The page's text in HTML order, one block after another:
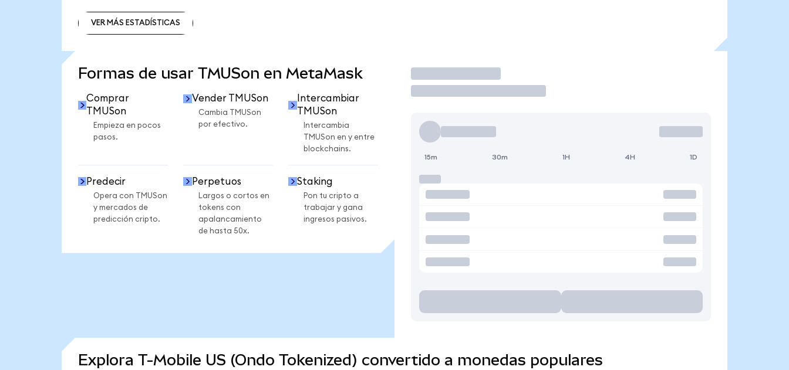
VER MÁS ESTADÍSTICAS
Formas de usar TMUSon en MetaMask
Comprar
TMUSon
Empieza en pocos
pasos.
Vender TMUSon
Cambia TMUSon
por efectivo.
Intercambiar
TMUSon
Intercambia
TMUSon en y entre
blockchains.
Predecir
Opera con TMUSon
y mercados de
predicción cripto.
Perpetuos
Largos o cortos en
tokens con
apalancamiento
de hasta 50x.
Staking
Pon tu cripto a
trabajar y gana
ingresos pasivos.
Operar
15m 30m 1H 4H 1D
Explora T-Mobile US (Ondo Tokenized) convertido a monedas populares